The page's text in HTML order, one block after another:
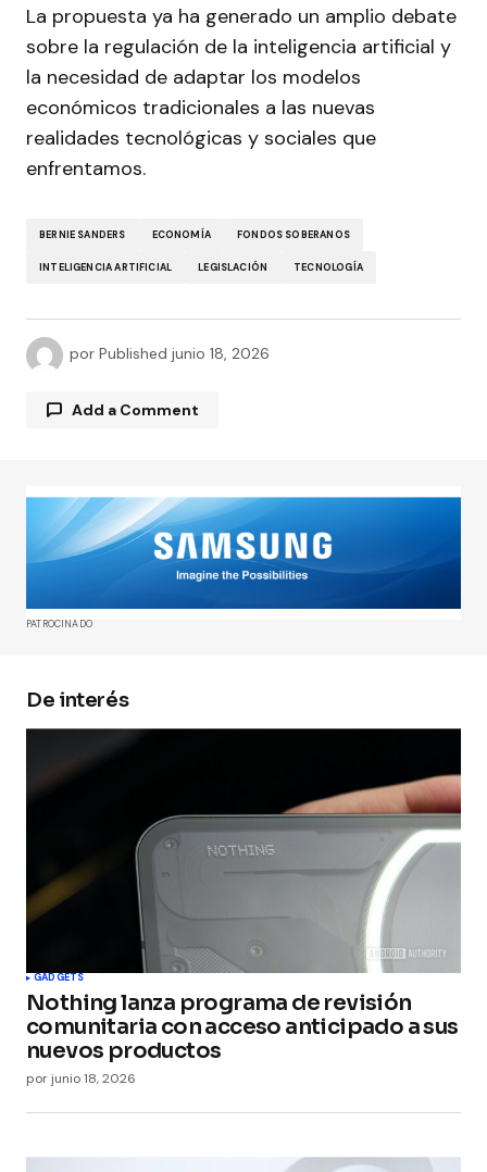
La propuesta ya ha generado un amplio debate
sobre la regulación de la inteligencia artificial y
la necesidad de adaptar los modelos
económicos tradicionales a las nuevas
realidades tecnológicas y sociales que
enfrentamos.
BERNIE SANDERS ECONOMÍA FONDOS SOBERANOS
INTELIGENCIA ARTIFICIAL LEGISLACIÓN TECNOLOGÍA
por Published junio 18, 2026
Add a Comment
Tu dirección de correo electrónico no será
publicada.Los campos obligatorios están
marcados con*
Comment*
Guarda mi nombre, correo electrónico y web en
este navegador para la próxima vez que
comente.
Submit Comment
PATROCINADO
De interés
GADGETS
Nothing lanza programa de revisión
comunitaria con acceso anticipado a sus
nuevos productos
por junio 18, 2026